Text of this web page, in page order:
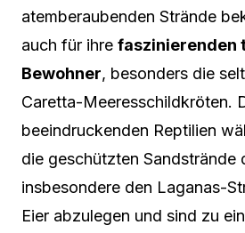
atemberaubenden Strände
auch für ihre faszinierenden
Bewohner, besonders die
Caretta-Meeresschildkröten.
beeindruckenden Reptilien
die geschützten Sandstrände
insbesondere den Laganas-
Eier abzulegen und sind zu